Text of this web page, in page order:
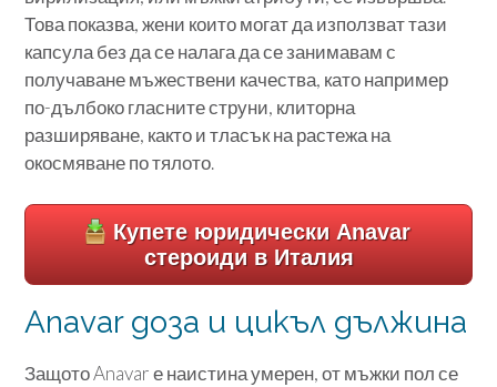
Това показва, жени които могат да използват тази
капсула без да се налага да се занимавам с
получаване мъжествени качества, като например
по-дълбоко гласните струни, клиторна
разширяване, както и тласък на растежа на
окосмяване по тялото.
Купете юридически Anavar
стероиди в Италия
Anavar доза и цикъл дължина
Защото Anavar е наистина умерен, от мъжки пол се